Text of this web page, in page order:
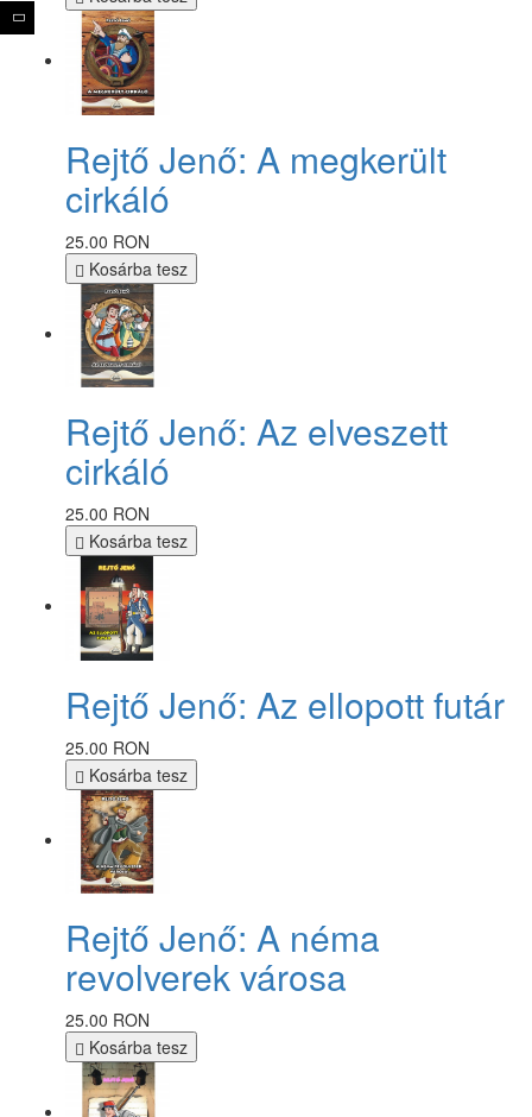
Rejtő Jenő: A megkerült
cirkáló
25.00 RON
Kosárba tesz
Rejtő Jenő: Az elveszett
cirkáló
25.00 RON
Kosárba tesz
Rejtő Jenő: Az ellopott futár
25.00 RON
Kosárba tesz
Rejtő Jenő: A néma
revolverek városa
25.00 RON
Kosárba tesz